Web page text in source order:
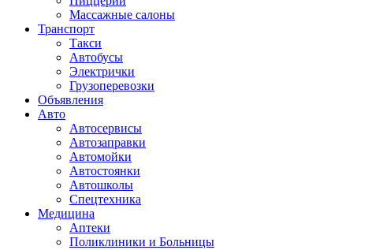
Массажные салоны
Транспорт
Такси
Автобусы
Электрички
Грузоперевозки
Объявления
Авто
Автосервисы
Автозаправки
Автомойки
Автостоянки
Автошколы
Спецтехника
Медицина
Аптеки
Поликлиники и Больницы